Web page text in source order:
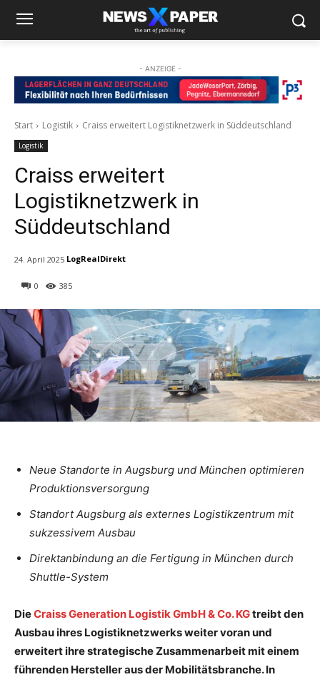
- ANZEIGE -
Start Logistik Craiss erweitert Logistiknetzwerk in Süddeutschland
Logistik
Craiss erweitert
Logistiknetzwerk in
Süddeutschland
0 385
24. April 2025 LogRealDirekt
Neue Standorte in Augsburg und München optimieren
Produktionsversorgung
Standort Augsburg als externes Logistikzentrum mit
sukzessivem Ausbau
Direktanbindung an die Fertigung in München durch
Shuttle-System
DieCraiss Generation Logistik GmbH & Co. KGtreibt den
Ausbau ihres Logistiknetzwerks weiter voran und
erweitert ihre strategische Zusammenarbeit mit einem
führenden Hersteller aus der Mobilitätsbranche. In